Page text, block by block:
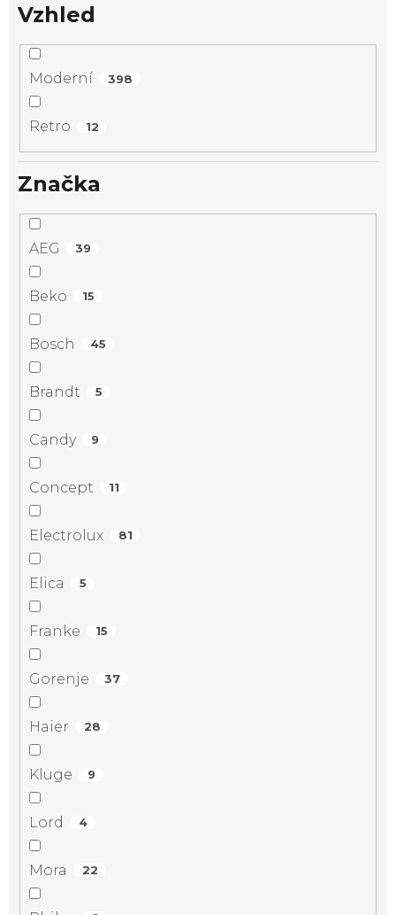
Vzhled
Moderní 398
Retro 12
Značka
AEG 39
Beko 15
Bosch 45
Brandt 5
Candy 9
Concept 11
Electrolux 81
Elica 5
Franke 15
Gorenje 37
Haier 28
Kluge 9
Lord 4
Mora 22